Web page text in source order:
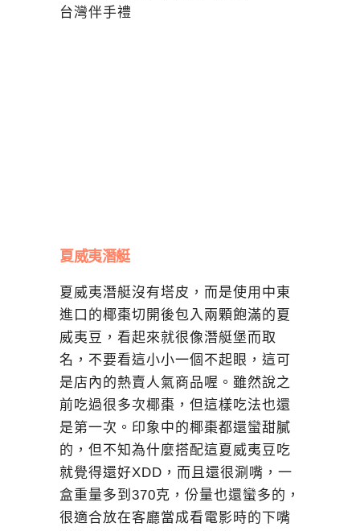
夏威夷潛艇
夏威夷潛艇沒有塔皮，而是使用中東
進口的椰棗切開後包入兩顆飽滿的夏
威夷豆，看起來就很像潛艇堡而取
名，不要看這小小一個不起眼，這可
是店內的熱賣人氣商品喔。雖然說之
前吃過很多次椰棗，但這樣吃法也還
是第一次。印象中的椰棗都還蠻甜膩
的，但不知為什麼搭配這夏威夷豆吃
就覺得還好XDD，而且還很涮嘴，一
盒重量多到370克，份量也還蠻多的，
很適合放在客廳當成看電影時的下嘴